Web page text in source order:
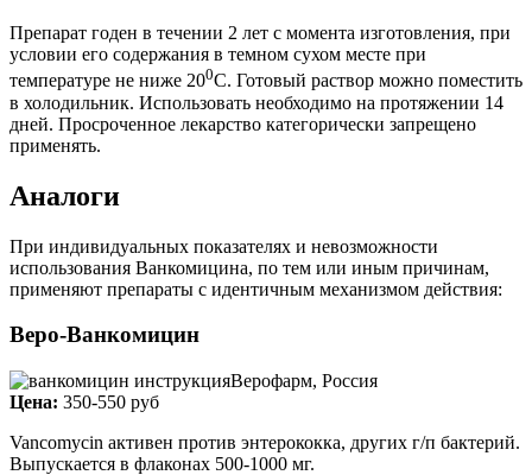
Препарат годен в течении 2 лет с момента изготовления, при
условии его содержания в темном сухом месте при
температуре не ниже 200С. Готовый раствор можно поместить
в холодильник. Использовать необходимо на протяжении 14
дней. Просроченное лекарство категорически запрещено
применять.
Аналоги
При индивидуальных показателях и невозможности
использования Ванкомицина, по тем или иным причинам,
применяют препараты с идентичным механизмом действия:
Веро-Ванкомицин
Верофарм, Россия
Цена: 350-550 руб
Vancomycin активен против энтерококка, других г/п бактерий.
Выпускается в флаконах 500-1000 мг.